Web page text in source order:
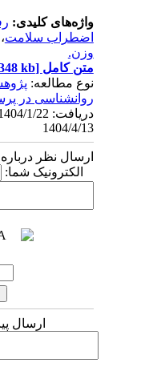
واژه‌های کلیدی:
اضطراب سلامت،
وزن.
متن کامل[PDF 348 kb]
نوع مطالعه:
روانشناسی در
1404/4/13
ارسال نظر درباره
الکترونیک شما:
ارسال